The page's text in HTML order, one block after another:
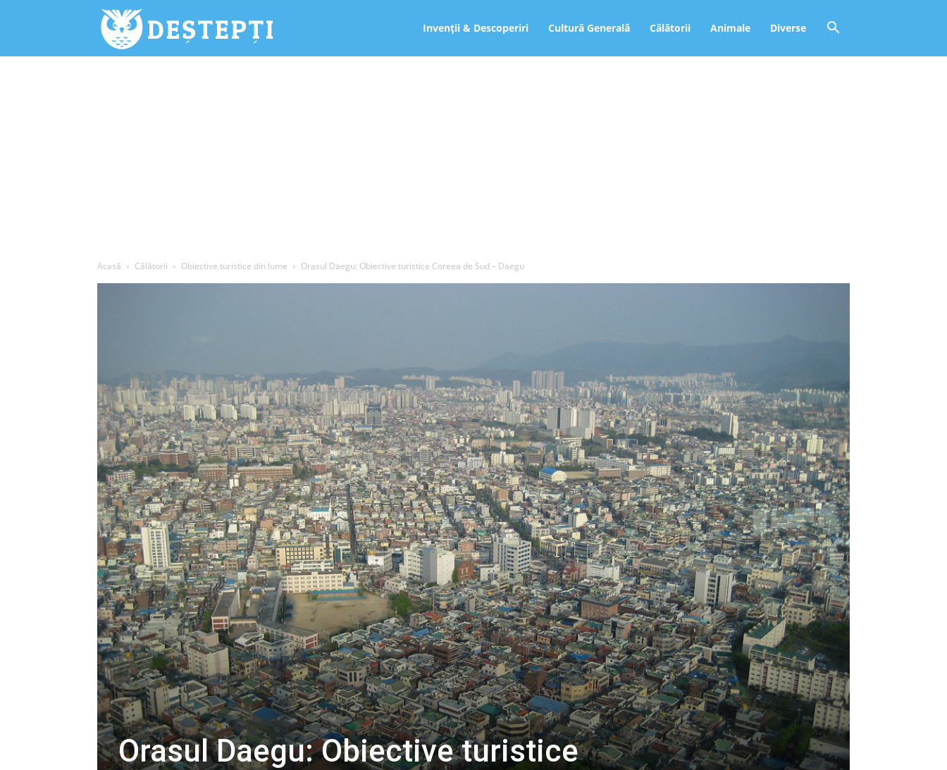
Deștepți.ro Invenții & Descoperiri Cultură Generală Călătorii Animale Diverse
Acasă Călătorii Obiective turistice din lume Orasul Daegu: Obiective turistice Coreea de Sud – Daegu
Orasul Daegu: Obiective turistice